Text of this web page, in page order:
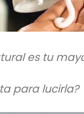
es tu
para lucirla?